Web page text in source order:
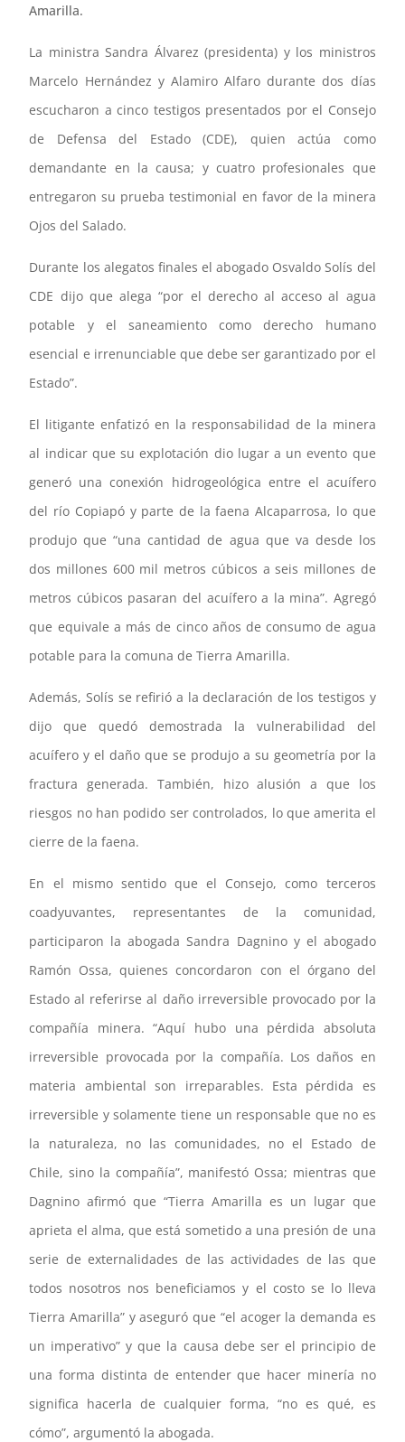
Amarilla.
La ministra Sandra Álvarez (presidenta) y los ministros
Marcelo Hernández y Alamiro Alfaro durante dos días
escucharon a cinco testigos presentados por el Consejo
de Defensa del Estado (CDE), quien actúa como
demandante en la causa; y cuatro profesionales que
entregaron su prueba testimonial en favor de la minera
Ojos del Salado.
Durante los alegatos finales el abogado Osvaldo Solís del
CDE dijo que alega “por el derecho al acceso al agua
potable y el saneamiento como derecho humano
esencial e irrenunciable que debe ser garantizado por el
Estado”.
El litigante enfatizó en la responsabilidad de la minera
al indicar que su explotación dio lugar a un evento que
generó una conexión hidrogeológica entre el acuífero
del río Copiapó y parte de la faena Alcaparrosa, lo que
produjo que “una cantidad de agua que va desde los
dos millones 600 mil metros cúbicos a seis millones de
metros cúbicos pasaran del acuífero a la mina”. Agregó
que equivale a más de cinco años de consumo de agua
potable para la comuna de Tierra Amarilla.
Además, Solís se refirió a la declaración de los testigos y
dijo que quedó demostrada la vulnerabilidad del
acuífero y el daño que se produjo a su geometría por la
fractura generada. También, hizo alusión a que los
riesgos no han podido ser controlados, lo que amerita el
cierre de la faena.
En el mismo sentido que el Consejo, como terceros
coadyuvantes, representantes de la comunidad,
participaron la abogada Sandra Dagnino y el abogado
Ramón Ossa, quienes concordaron con el órgano del
Estado al referirse al daño irreversible provocado por la
compañía minera. “Aquí hubo una pérdida absoluta
irreversible provocada por la compañía. Los daños en
materia ambiental son irreparables. Esta pérdida es
irreversible y solamente tiene un responsable que no es
la naturaleza, no las comunidades, no el Estado de
Chile, sino la compañía”, manifestó Ossa; mientras que
Dagnino afirmó que “Tierra Amarilla es un lugar que
aprieta el alma, que está sometido a una presión de una
serie de externalidades de las actividades de las que
todos nosotros nos beneficiamos y el costo se lo lleva
Tierra Amarilla” y aseguró que “el acoger la demanda es
un imperativo” y que la causa debe ser el principio de
una forma distinta de entender que hacer minería no
significa hacerla de cualquier forma, “no es qué, es
cómo”, argumentó la abogada.